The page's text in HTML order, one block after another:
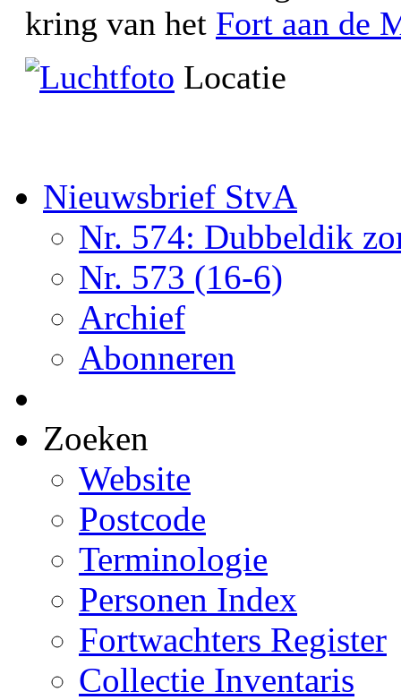
kring van het Fort aan de
Locatie
Nieuwsbrief StvA
Nr. 574: Dubbeldik
Nr. 573 (16-6)
Archief
Abonneren
Zoeken
Website
Postcode
Terminologie
Personen Index
Fortwachters Register
Collectie Inventaris